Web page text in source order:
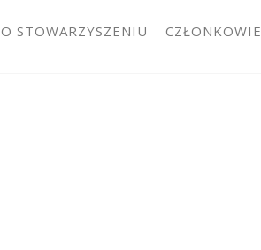
O STOWARZYSZENIU CZŁONKOWIE